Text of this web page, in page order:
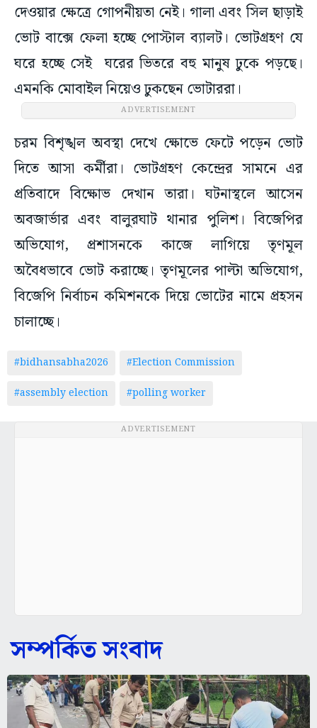
দেওয়ার ক্ষেত্রে গোপনীয়তা নেই। গালা এবং সিল ছাড়াই
ভোট বাক্সে ফেলা হচ্ছে পোস্টাল ব্যালট। ভোটগ্রহণ যে
ঘরে হচ্ছে সেই ঘরের ভিতরে বহু মানুষ ঢুকে পড়ছে।
এমনকি মোবাইল নিয়েও ঢুকছেন ভোটাররা।
ADVERTISEMENT
চরম বিশৃঙ্খল অবস্থা দেখে ক্ষোভে ফেটে পড়েন ভোট
দিতে আসা কর্মীরা। ভোটগ্রহণ কেন্দ্রের সামনে এর
প্রতিবাদে বিক্ষোভ দেখান তারা। ঘটনাস্থলে আসেন
অবজার্ভার এবং বালুরঘাট থানার পুলিশ। বিজেপির
অভিযোগ, প্রশাসনকে কাজে লাগিয়ে তৃণমূল
অবৈধভাবে ভোট করাচ্ছে। তৃণমূলের পাল্টা অভিযোগ,
বিজেপি নির্বাচন কমিশনকে দিয়ে ভোটের নামে প্রহসন
চালাচ্ছে।
#bidhansabha2026
#Election Commission
#assembly election
#polling worker
ADVERTISEMENT
সম্পর্কিত সংবাদ